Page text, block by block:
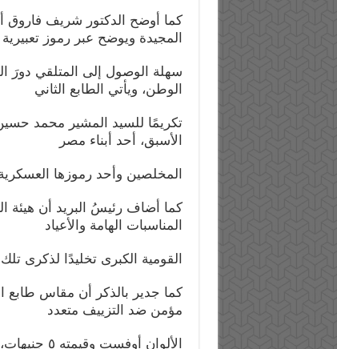
كما أوضح الدكتور شريف فاروق
المجيدة ويوضح عبر رموز تعبيرية
سهلة الوصول إلى المتلقي دورَ
الوطن، ويأتي الطابع الثاني
تكريمًا للسيد المشير محمد
الأسبق، أحد أبناء مصر
المخلصين وأحد رموزها
كما أضاف رئيسُ البريد أن هيئة
المناسبات الهامة والأعياد
القومية الكبرى تخليدًا لذكرى
مؤمن ضد التزييف متعدد